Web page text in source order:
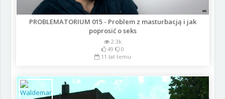
PROBLEMATORIUM 015 - Problem z masturbacją i jak
poprosić o seks
2.3k
49
0
11 lat temu